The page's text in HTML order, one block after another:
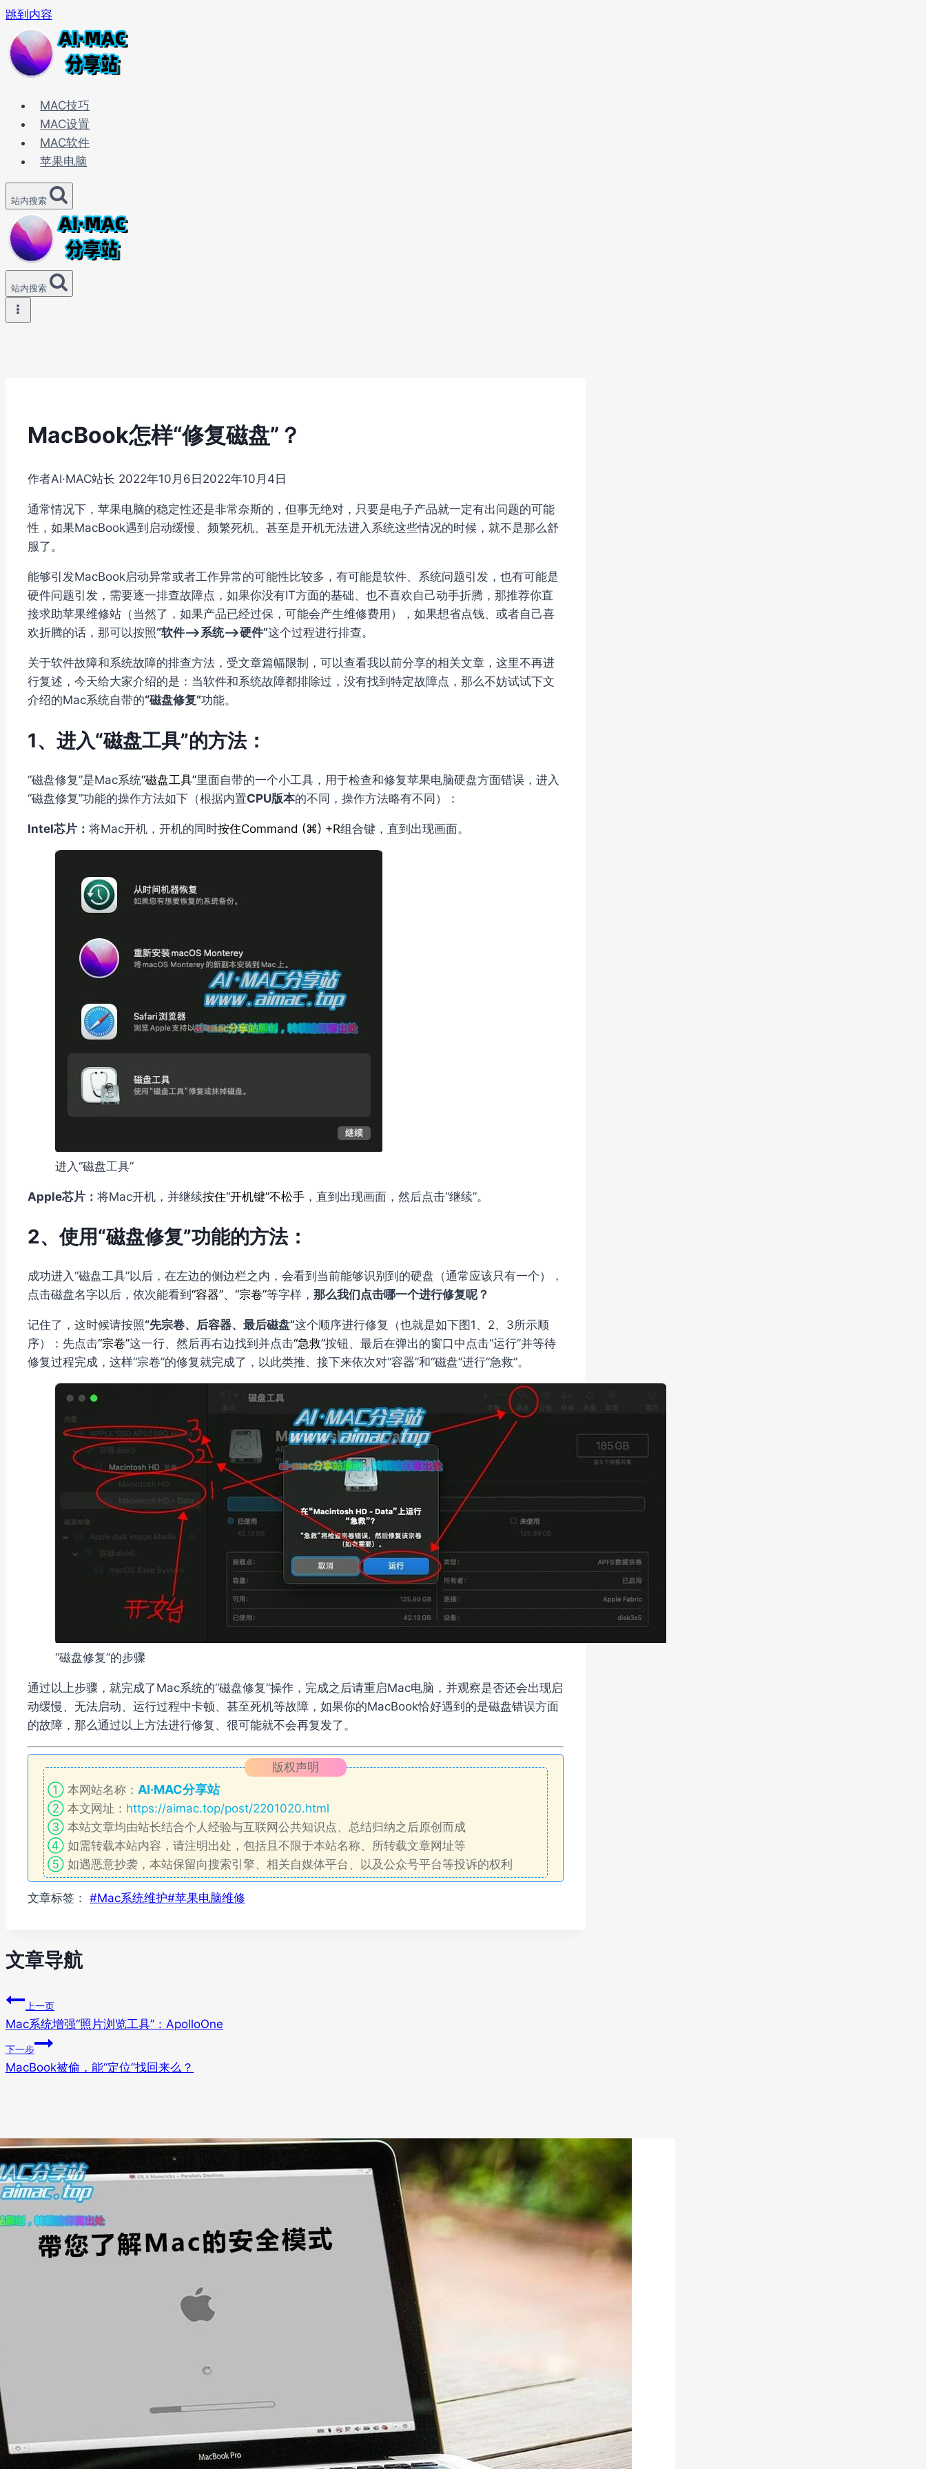
跳到内容
MAC技巧
MAC设置
MAC软件
苹果电脑
站内搜索
站内搜索
MacBook怎样“修复磁盘”？
作者AI·MAC站长 2022年10月6日 2022年10月4日
通常情况下，苹果电脑的稳定性还是非常奈斯的，但事无绝对，只要是电子产品就一定有出问题的可能
性，如果MacBook遇到启动缓慢、频繁死机、甚至是开机无法进入系统这些情况的时候，就不是那么舒
服了。
能够引发MacBook启动异常或者工作异常的可能性比较多，有可能是软件、系统问题引发，也有可能是
硬件问题引发，需要逐一排查故障点，如果你没有IT方面的基础、也不喜欢自己动手折腾，那推荐你直
接求助苹果维修站（当然了，如果产品已经过保，可能会产生维修费用），如果想省点钱、或者自己喜
欢折腾的话，那可以按照“软件–>系统–>硬件”这个过程进行排查。
关于软件故障和系统故障的排查方法，受文章篇幅限制，可以查看我以前分享的相关文章，这里不再进
行复述，今天给大家介绍的是：当软件和系统故障都排除过，没有找到特定故障点，那么不妨试试下文
介绍的Mac系统自带的“磁盘修复”功能。
1、进入“磁盘工具”的方法：
“磁盘修复”是Mac系统“磁盘工具”里面自带的一个小工具，用于检查和修复苹果电脑硬盘方面错误，进入
“磁盘修复”功能的操作方法如下（根据内置CPU版本的不同，操作方法略有不同）：
Intel芯片： 将Mac开机，开机的同时按住Command (⌘) +R组合键，直到出现画面。
进入“磁盘工具”
Apple芯片： 将Mac开机，并继续按住“开机键”不松手 ，直到出现画面，然后点击“继续”。
2、使用“磁盘修复”功能的方法：
成功进入“磁盘工具”以后，在左边的侧边栏之内，会看到当前能够识别到的硬盘（通常应该只有一个），
点击磁盘名字以后，依次能看到 “容器”、“宗卷”等字样， 那么我们点击哪一个进行修复呢？
记住了，这时候请按照“先宗卷、后容器、最后磁盘”这个顺序进行修复（也就是如下图1、2、3所示顺
序）：先点击“宗卷”这一行、然后再右边找到并点击“急救”按钮、最后在弹出的窗口中点击“运行”并等待
修复过程完成，这样“宗卷”的修复就完成了，以此类推、接下来依次对“容器”和“磁盘”进行“急救”。
“磁盘修复”的步骤
通过以上步骤，就完成了Mac系统的“磁盘修复”操作，完成之后请重启Mac电脑，并观察是否还会出现启
动缓慢、无法启动、运行过程中卡顿、甚至死机等故障，如果你的MacBook恰好遇到的是磁盘错误方面
的故障，那么通过以上方法进行修复、很可能就不会再复发了。
版权声明
① 本网站名称： AI·MAC分享站
② 本文网址： https://aimac.top/post/2201020.html
③ 本站文章均由站长结合个人经验与互联网公共知识点、总结归纳之后原创而成
④ 如需转载本站内容，请注明出处，包括且不限于本站名称、所转载文章网址等
⑤ 如遇恶意抄袭，本站保留向搜索引擎、相关自媒体平台、以及公众号平台等投诉的权利
文章标签： #Mac系统维护#苹果电脑维修
文章导航
上一页
Mac系统增强“照片浏览工具”：ApolloOne
下一步
MacBook被偷，能“定位”找回来么？